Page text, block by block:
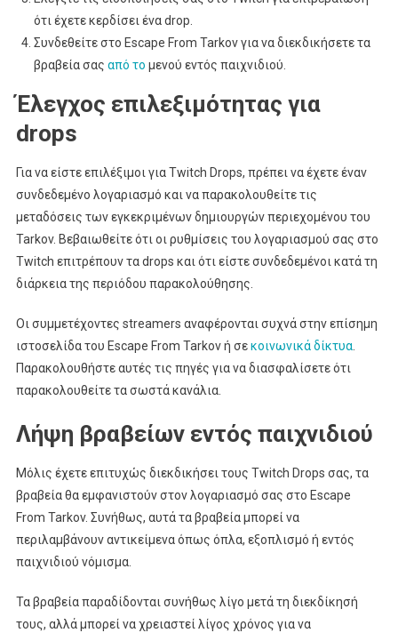
ότι έχετε κερδίσει ένα drop.
Συνδεθείτε στο Escape From Tarkov για να διεκδικήσετε τα
βραβεία σας από το μενού εντός παιχνιδιού.
Έλεγχος επιλεξιμότητας για
drops
Για να είστε επιλέξιμοι για Twitch Drops, πρέπει να έχετε έναν
συνδεδεμένο λογαριασμό και να παρακολουθείτε τις
μεταδόσεις των εγκεκριμένων δημιουργών περιεχομένου του
Tarkov. Βεβαιωθείτε ότι οι ρυθμίσεις του λογαριασμού σας στο
Twitch επιτρέπουν τα drops και ότι είστε συνδεδεμένοι κατά τη
διάρκεια της περιόδου παρακολούθησης.
Οι συμμετέχοντες streamers αναφέρονται συχνά στην επίσημη
ιστοσελίδα του Escape From Tarkov ή σεκοινωνικά δίκτυα.
Παρακολουθήστε αυτές τις πηγές για να διασφαλίσετε ότι
παρακολουθείτε τα σωστά κανάλια.
Λήψη βραβείων εντός παιχνιδιού
Μόλις έχετε επιτυχώς διεκδικήσει τους Twitch Drops σας, τα
βραβεία θα εμφανιστούν στον λογαριασμό σας στο Escape
From Tarkov. Συνήθως, αυτά τα βραβεία μπορεί να
περιλαμβάνουν αντικείμενα όπως όπλα, εξοπλισμό ή εντός
παιχνιδιού νόμισμα.
Τα βραβεία παραδίδονται συνήθως λίγο μετά τη διεκδίκησή
τους, αλλά μπορεί να χρειαστεί λίγος χρόνος για να